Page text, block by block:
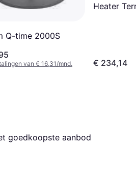
Q-time 2000S
van € 16,31/mnd.
Heater
€ 234,14
goedkoopste aanbod